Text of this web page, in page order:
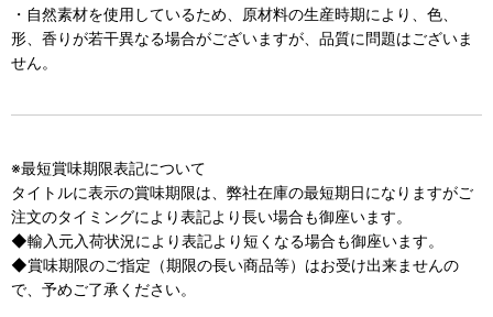
・自然素材を使用しているため、原材料の生産時期により、色、
形、香りが若干異なる場合がございますが、品質に問題はございま
せん。
※最短賞味期限表記について
タイトルに表示の賞味期限は、弊社在庫の最短期日になりますがご
注文のタイミングにより表記より長い場合も御座います。
◆輸入元入荷状況により表記より短くなる場合も御座います。
◆賞味期限のご指定（期限の長い商品等）はお受け出来ませんの
で、予めご了承ください。